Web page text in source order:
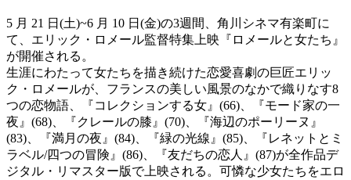
5 月 21 日(土)~6 月 10 日(金)の3週間、角川シネマ有楽町に
て、エリック・ロメール監督特集上映『ロメールと女たち』
が開催される。
生涯にわたって女たちを描き続けた恋愛喜劇の巨匠エリッ
ク・ロメールが、フランスの美しい風景のなかで織りなす8
つの恋物語、『コレクションする女』(66)、『モード家の一
夜』(68)、『クレールの膝』(70)、『海辺のポーリーヌ』
(83)、『満月の夜』(84)、『緑の光線』(85)、『レネットとミ
ラベル/四つの冒険』(86)、『友だちの恋人』(87)が全作品デ
ジタル・リマスター版で上映される。可憐な少女たちをエロ